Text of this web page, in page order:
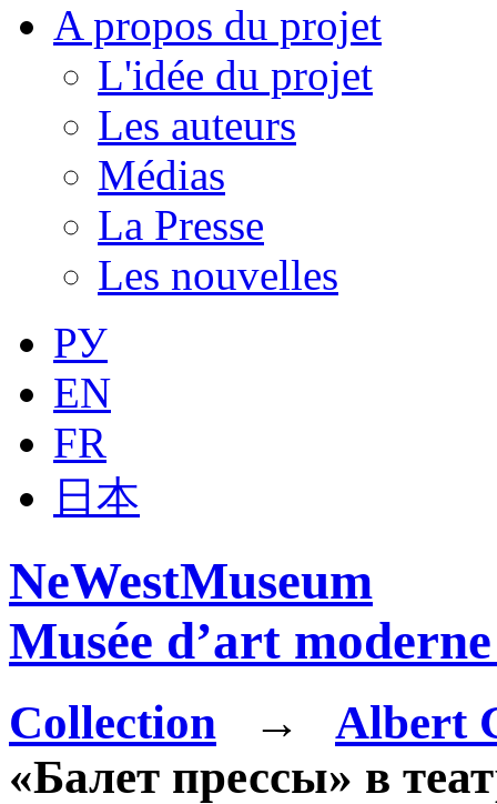
A propos du projet
L'idée du projet
Les auteurs
Médias
La Presse
Les nouvelles
РУ
EN
FR
日本
NeWestMuseum
Musée d’art
Collection →
Albert
«Балет прессы» в